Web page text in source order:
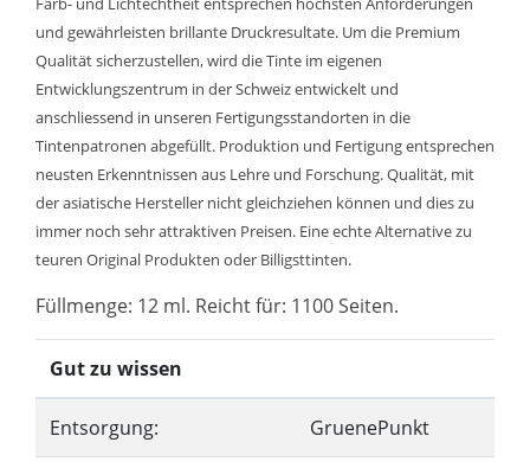
und gewährleisten brillante Druckresultate. Um die Premium
Qualität sicherzustellen, wird die Tinte im eigenen
Entwicklungszentrum in der Schweiz entwickelt und
anschliessend in unseren Fertigungsstandorten in die
Tintenpatronen abgefüllt. Produktion und Fertigung entsprechen
neusten Erkenntnissen aus Lehre und Forschung. Qualität, mit
der asiatische Hersteller nicht gleichziehen können und dies zu
immer noch sehr attraktiven Preisen. Eine echte Alternative zu
teuren Original Produkten oder Billigsttinten.
Füllmenge: 12 ml. Reicht für: 1100 Seiten.
Gut zu wissen
Entsorgung: GruenePunkt